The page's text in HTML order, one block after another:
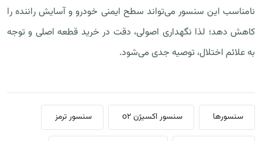
نامناسب این سنسور می‌تواند سطح ایمنی خودرو و آسایش راننده را
کاهش دهد؛ لذا نگهداری اصولی، دقت در خرید قطعه اصلی و توجه
به علائم اختلال، توصیه جدی می‌شود.
سنسورها سنسور اکسیژن o2 سنسور ترمز